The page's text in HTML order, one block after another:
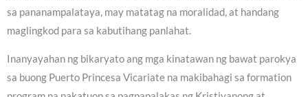
sa pananampalataya, may matatag na moralidad, at handang
maglingkod para sa kabutihang panlahat.
Inanyayahan ng bikaryato ang mga kinatawan ng bawat parokya
sa buong Puerto Princesa Vicariate na makibahagi sa formation